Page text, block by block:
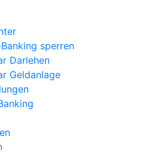
sperren
Darlehen
Geldanlage